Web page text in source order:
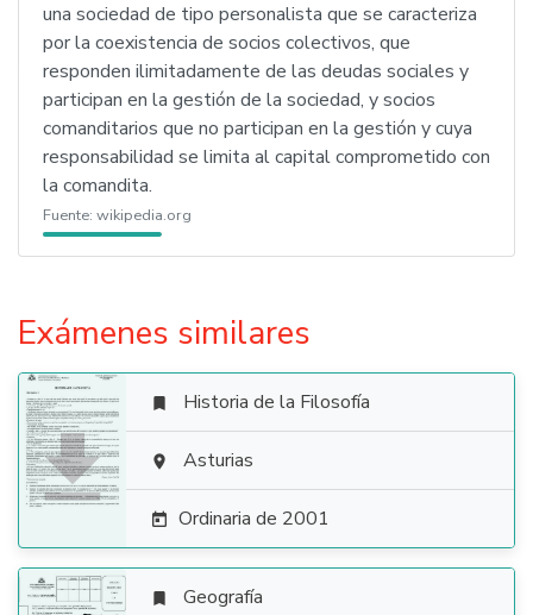
una sociedad de tipo personalista que se caracteriza
por la coexistencia de socios colectivos, que
responden ilimitadamente de las deudas sociales y
participan en la gestión de la sociedad, y socios
comanditarios que no participan en la gestión y cuya
responsabilidad se limita al capital comprometido con
la comandita.
Fuente: wikipedia.org
Exámenes similares

 Historia de la Filosofía
 Asturias
 Ordinaria de 2001
 Geografía